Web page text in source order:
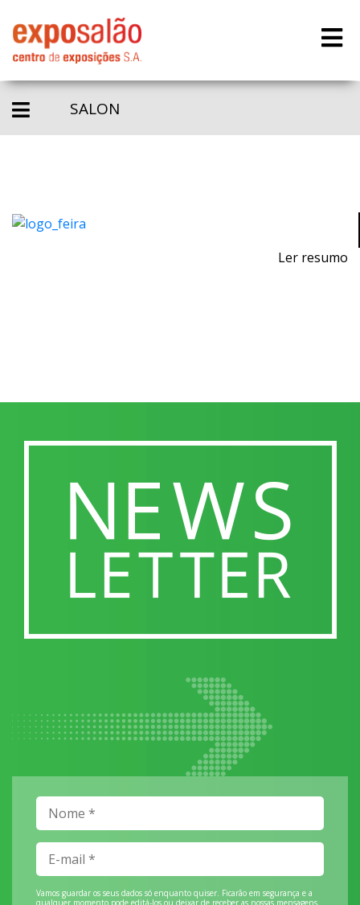
SALON
Ler resumo
Vamos guardar os seus dados só enquanto quiser. Ficarão em segurança e a
qualquer momento pode editá-los ou deixar de receber as nossas mensagens.